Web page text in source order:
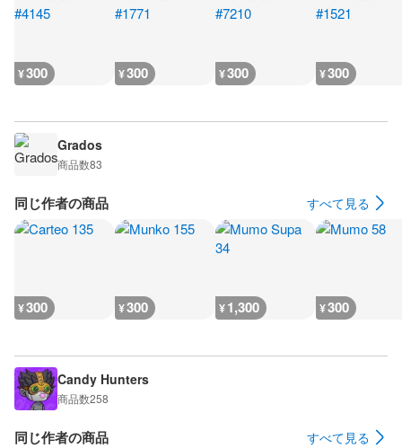
¥300 ¥300 ¥300 ¥300
Grados
商品数83
同じ作者の商品 すべて見る
¥300 ¥300 ¥1,300 ¥300
Candy Hunters
商品数258
同じ作者の商品 すべて見る